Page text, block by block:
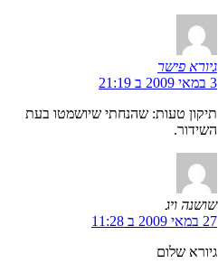
גיורא פישר
3 במאי 2009 ב 21:19
תיקון טעות: שהנחתי שיושמטו בעת
השידור.
שושנה ויג
27 במאי 2009 ב 11:28
גיורא שלום